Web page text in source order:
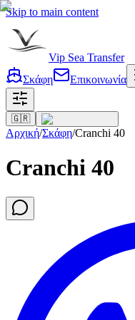
Skip to main content
Vip Sea Transfer
Σκάφη
Επικοινωνία
🇬🇷
Αρχική/Σκάφη/Cranchi 40
Cranchi 40